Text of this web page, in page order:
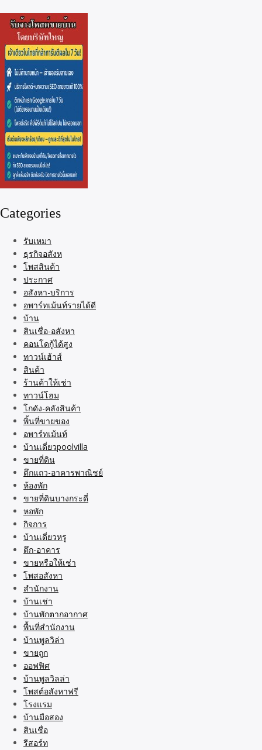
Categories
รับเหมา
ธุรกิจอสังห
โพสสินค้า
ประกาศ
อสังหา-บริการ
อพาร์ทเม้นท์รายได้ดี
บ้าน
สินเชื่อ-อสังหา
คอนโดกู้ได้สูง
ทาวน์เฮ้าส์
สินค้า
ร้านค้าให้เช่า
ทาวน์โฮม
โกดัง-คลังสินค้า
พิ้นที่ขายของ
อพาร์ทเม้นท์
บ้านเดี่ยวpoolvilla
ขายที่ดิน
ตึกแถว-อาคารพาณิชย์
ห้องพัก
ขายที่ดินบางกระดี่
หอพัก
กิจการ
บ้านเดี่ยวหรู
ตึก-อาคาร
ขายหรือให้เช่า
โพสอสังหา
สำนักงาน
บ้านเช่า
บ้านพักตากอากาศ
พื้นที่สำนักงาน
บ้านพูลวิล่า
ขายถูก
ออฟฟิศ
บ้านพูลวิลล่า
โพสต์อสังหาฟรี
โรงแรม
บ้านมือสอง
สินเชื่อ
รีสอร์ท